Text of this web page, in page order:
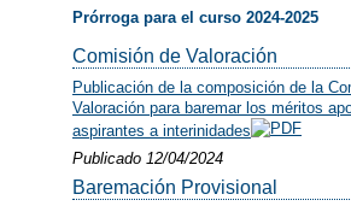
Prórroga para el curso 2024-2025
Comisión de Valoración
Publicación de la composición de la
Valoración para baremar los méritos
aspirantes a interinidades
Publicado 12/04/2024
Baremación Provisional